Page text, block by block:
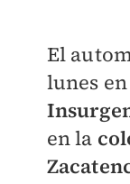
El
lunes
en la